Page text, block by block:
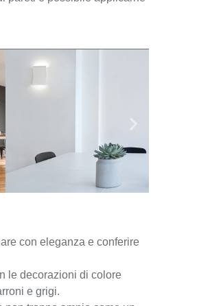
con eleganza e conferire
le decorazioni di colore
e grigi.